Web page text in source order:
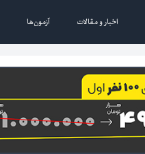
اخبار و مقالات آزمون‌ها